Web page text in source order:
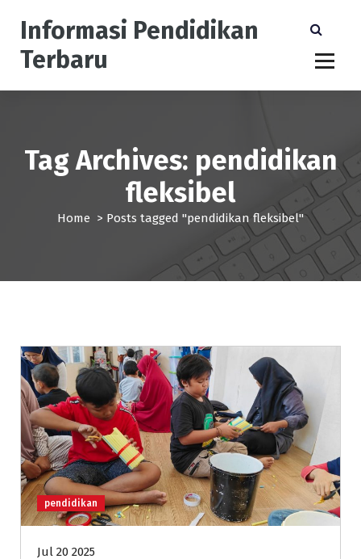
Informasi Pendidikan
Terbaru
Tag Archives: pendidikan
fleksibel
Home > Posts tagged "pendidikan fleksibel"
pendidikan
Jul 20 2025